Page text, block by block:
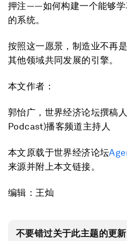
押注——如何构建一个能够学
的系统。
按照这一愿景，制造业不再
其他领域共同发展的引擎。
本文作者：
郭怡广，世界经济论坛撰稿
Podcast)播客频道主持人
本文原载于世界经济论坛
来源并附上本文链接。
编辑：王灿
不要错过关于此主题的更新